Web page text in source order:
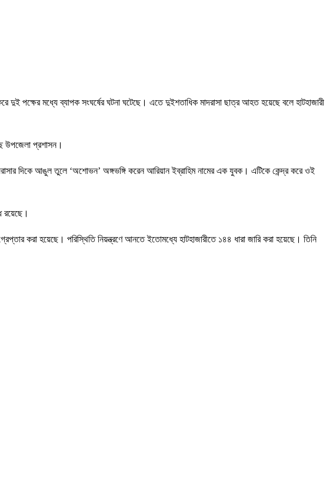
পক্ষের মধ্যে ব্যাপক সংঘর্ষের ঘটনা ঘটেছে। এতে দুইশতাধিক মাদরাসা ছাত্র আহত হয়েছে বলে হাটহাজারী
উপজেলা প্রশাসন।
দিকে আঙুল তুলে ‘অশোভন’ অঙ্গভঙ্গি করেন আরিয়ান ইব্রাহিম নামের এক যুবক। এটিকে কেন্দ্র করে ওই
রয়েছে।
করা হয়েছে। পরিস্থিতি নিয়ন্ত্রণে আনতে ইতোমধ্যে হাটহাজারীতে ১৪৪ ধারা জারি করা হয়েছে। তিনি